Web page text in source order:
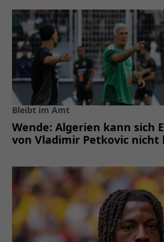
Bleibt im Amt
Wende: Algerien kann sich
von Vladimir Petkovic nicht